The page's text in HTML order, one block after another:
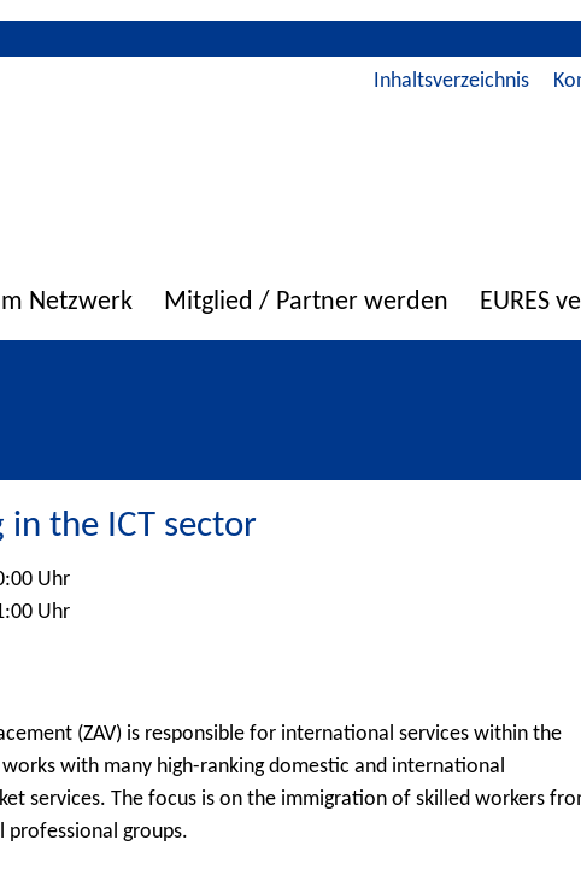
Inhaltsverzeichnis
Netzwerk Mitglied / Partner werden EURES
the ICT sector
Uhr
Uhr
(ZAV) is responsible for international services within the
with many high-ranking domestic and international
services. The focus is on the immigration of skilled workers
professional groups.